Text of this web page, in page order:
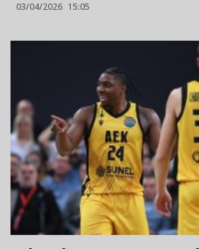
03/04/2026 15:05